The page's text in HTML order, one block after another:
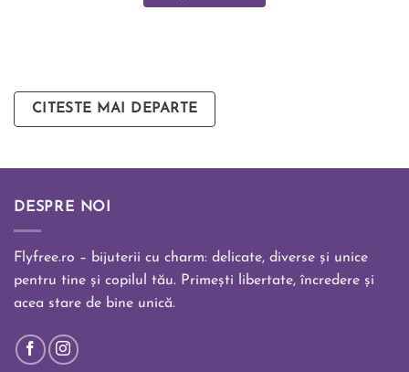
CITESTE MAI DEPARTE
DESPRE NOI
Flyfree.ro – bijuterii cu charm: delicate, diverse și unice
pentru tine și copilul tău. Primești libertate, încredere și
acea stare de bine unică.